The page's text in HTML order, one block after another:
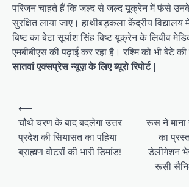
परिजन चाहते हैं कि जल्द से जल्द यूक्रेन में फंसे
सुरक्षित लाया जाए। हाथीबड़कला केंद्रीय विद्यालय
बिष्ट का बेटा सूर्यांश सिंह बिष्ट यूक्रेन के लिवीव
एमबीबीएस की पढ़ाई कर रहा है। रश्मि को भी बेटे
सातवां एक्सप्रेस न्यूज़ के लिए ब्यूरो रिपोर्ट |
P
o
⟵
चौथे चरण के बाद बदलेगा उत्तर
प्रदेश की सियासत का पहिया
ब्राह्मण वोटरों की भारी डिमांड!
रूस ने माना
का
डेलीगेशन
रूसी